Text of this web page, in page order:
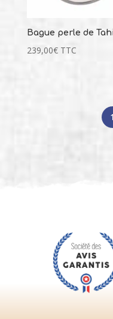
Bague perle de
239,00€ TTC
1